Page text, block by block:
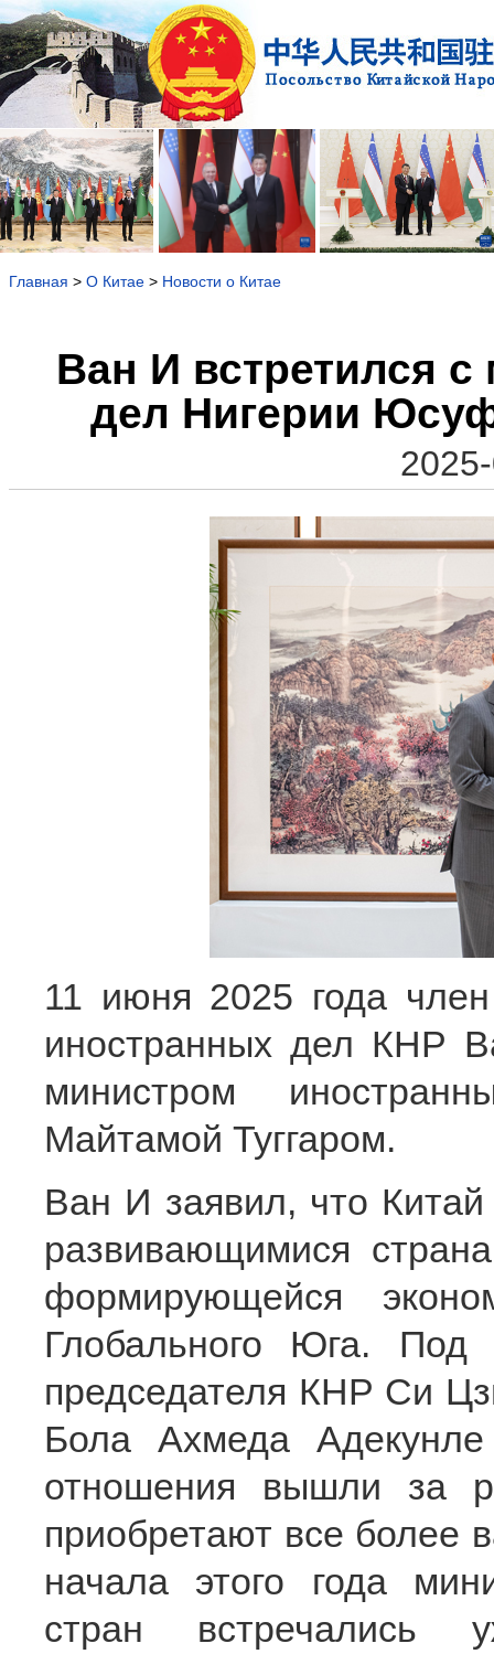
Главная > О Китае > Новости о Китае
Ван И встретился
дел Нигерии
11 июня 2025 года
иностранных дел КНР
министром
Майтамой Туггаром.
Ван И заявил, что
развивающимися
формирующейся
Глобального Юга. Под
председателя КНР Си
Бола Ахмеда Адекунле
отношения вышли за
приобретают все более
начала этого года
стран встречались